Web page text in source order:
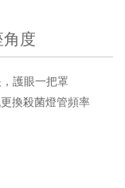
度
護眼一把罩
換殺菌燈管頻率